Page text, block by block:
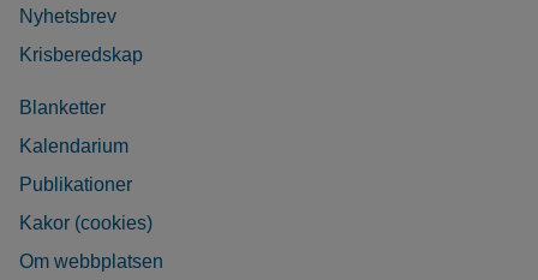
Nyhetsbrev
Krisberedskap
Blanketter
Kalendarium
Publikationer
Kakor (cookies)
Om webbplatsen